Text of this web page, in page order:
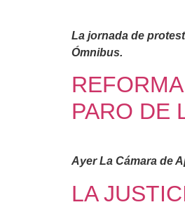
La jornada de
Ómnibus.
PARO DE
Ayer La Cámara de
LA